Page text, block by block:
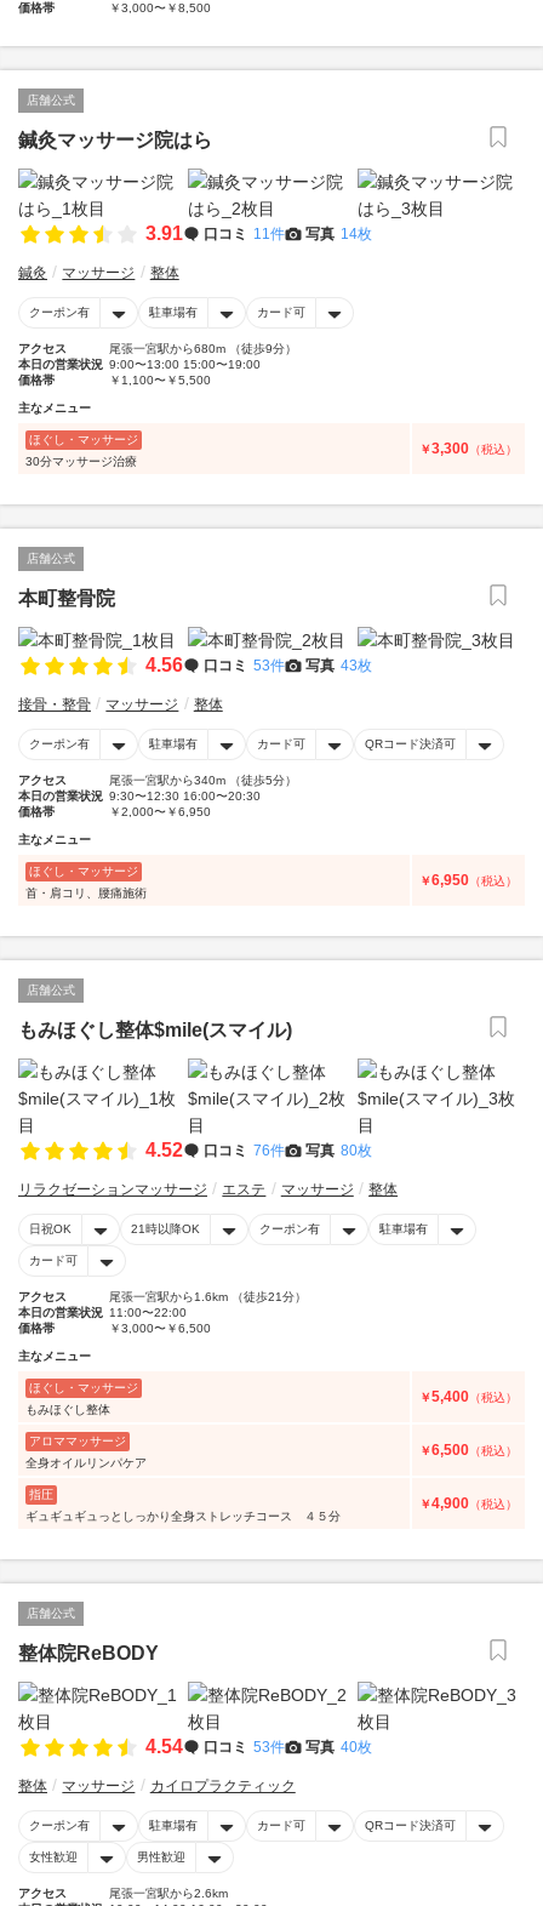
価格帯
￥3,000〜￥8,500
店舗公式
鍼灸マッサージ院はら
3.91 口コミ 11件 写真 14枚
鍼灸 マッサージ 整体
クーポン有 駐車場有 カード可
アクセス
尾張一宮駅から680m （徒歩9分）
本日の営業状況 9:00〜13:00 15:00〜19:00
価格帯
￥1,100〜￥5,500
主なメニュー
ほぐし・マッサージ
30分マッサージ治療
￥3,300 （税込）
店舗公式
本町整骨院
4.56 口コミ 53件 写真 43枚
接骨・整骨 マッサージ 整体
クーポン有 駐車場有 カード可 QRコード決済可
アクセス
尾張一宮駅から340m （徒歩5分）
本日の営業状況 9:30〜12:30 16:00〜20:30
価格帯
￥2,000〜￥6,950
主なメニュー
ほぐし・マッサージ
首・肩コリ、腰痛施術
￥6,950 （税込）
店舗公式
もみほぐし整体$mile(スマイル)
4.52 口コミ 76件 写真 80枚
リラクゼーションマッサージ エステ マッサージ 整体
日祝OK 21時以降OK クーポン有 駐車場有
カード可
アクセス
尾張一宮駅から1.6km （徒歩21分）
本日の営業状況 11:00〜22:00
価格帯
￥3,000〜￥6,500
主なメニュー
ほぐし・マッサージ
もみほぐし整体
￥5,400 （税込）
アロママッサージ
全身オイルリンパケア
￥6,500 （税込）
指圧
ギュギュギュっとしっかり全身ストレッチコース ４５分
￥4,900 （税込）
店舗公式
整体院ReBODY
4.54 口コミ 53件 写真 40枚
整体 マッサージ カイロプラクティック
クーポン有 駐車場有 カード可 QRコード決済可
女性歓迎 男性歓迎
アクセス
尾張一宮駅から2.6km